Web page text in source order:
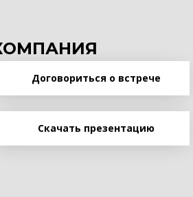
Договориться о встрече
Скачать презентацию